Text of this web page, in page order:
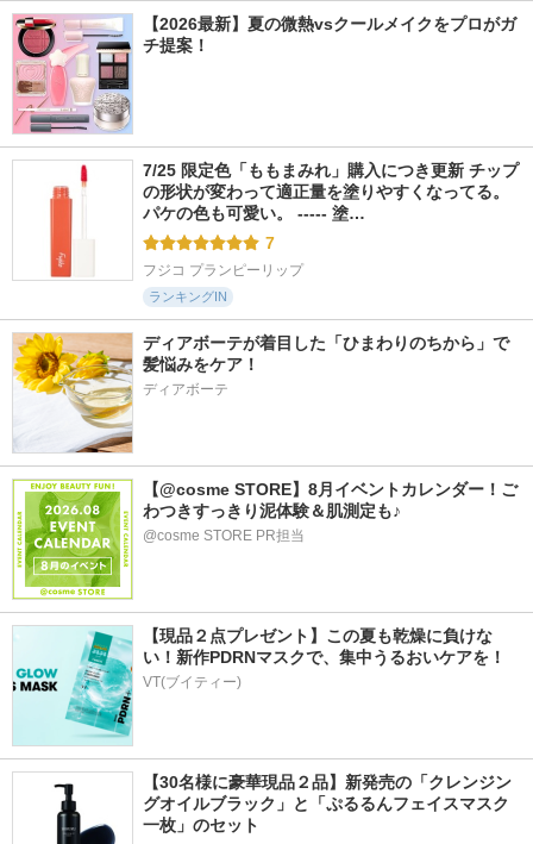
【2026最新】夏の微熱vsクールメイクをプロがガ
チ提案！
7/25 限定色「ももまみれ」購入につき更新 チップ
の形状が変わって適正量を塗りやすくなってる。
パケの色も可愛い。 ----- 塗…
7
フジコ プランピーリップ
ランキングIN
ディアボーテが着目した「ひまわりのちから」で
髪悩みをケア！
ディアボーテ
【@cosme STORE】8月イベントカレンダー！ご
わつきすっきり泥体験＆肌測定も♪
@cosme STORE PR担当
【現品２点プレゼント】この夏も乾燥に負けな
い！新作PDRNマスクで、集中うるおいケアを！
VT(ブイティー)
【30名様に豪華現品２品】新発売の「クレンジン
グオイルブラック」と「ぷるるんフェイスマスク
一枚」のセット